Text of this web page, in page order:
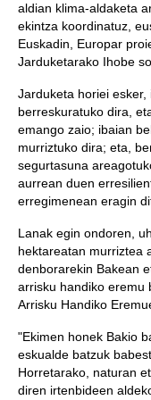
aldian klima-aldaketa
ekintza koordinatuz,
Euskadin, Europar
Jarduketarako Ihobe
Jarduketa horiei
berreskuratuko dira,
emango zaio; ibaian
murriztuko dira; eta,
segurtasuna
aurrean duen
erregimenean eragin
Lanak egin ondoren,
hektareatan murriztea
denborarekin Bakean
arrisku handiko eremu
Arrisku Handiko
"Ekimen honek Bakio
eskualde batzuk
Horretarako, naturan
diren irtenbideen